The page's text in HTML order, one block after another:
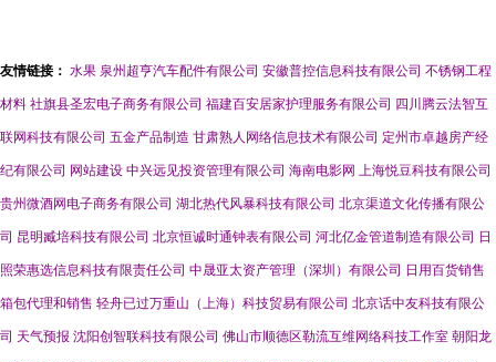
友情链接： 水果 泉州超亨汽车配件有限公司 安徽普控信息科技有限公司 不锈钢工程
材料 社旗县圣宏电子商务有限公司 福建百安居家护理服务有限公司 四川腾云法智互
联网科技有限公司 五金产品制造 甘肃熟人网络信息技术有限公司 定州市卓越房产经
纪有限公司 网站建设 中兴远见投资管理有限公司 海南电影网 上海悦豆科技有限公司
贵州微酒网电子商务有限公司 湖北热代风暴科技有限公司 北京渠道文化传播有限公
司 昆明臧培科技有限公司 北京恒诚时通钟表有限公司 河北亿金管道制造有限公司 日
照荣惠选信息科技有限责任公司 中晟亚太资产管理（深圳）有限公司 日用百货销售
箱包代理和销售 轻舟已过万重山（上海）科技贸易有限公司 北京话中友科技有限公
司 天气预报 沈阳创智联科技有限公司 佛山市顺德区勒流互维网络科技工作室 朝阳龙